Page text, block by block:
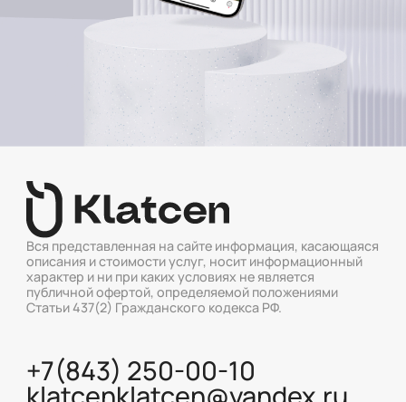
Вся представленная на сайте информация, касающаяся
описания и стоимости услуг, носит информационный
характер и ни при каких условиях не является
публичной офертой, определяемой положениями
Статьи 437(2) Гражданского кодекса РФ.
+7(843) 250-00-10